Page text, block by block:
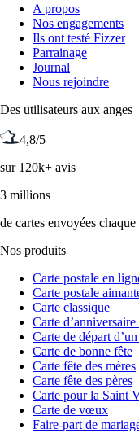
A propos
Nos engagements
Ils ont testé Fizzer
Parrainage
Journal
Nous rejoindre
Des utilisateurs aux anges
4,8/5
sur 120k+ avis
3 millions
de cartes envoyées chaque
Nos produits
Carte postale en
Carte postale
Carte classique
Carte
Carte de départ
Carte de bonne fête
Carte fête des mères
Carte fête des pères
Carte pour la Saint
Carte de vœux
Faire-part de